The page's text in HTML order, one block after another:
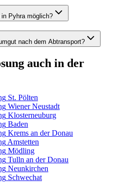
Pyhra möglich?
nach dem Abtransport?
auch in der
St. Pölten
Wiener Neustadt
Klosterneuburg
Baden
Krems an der Donau
Amstetten
Mödling
Tulln an der Donau
Neunkirchen
Schwechat